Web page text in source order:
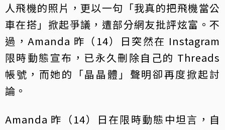
人飛機的照片，更以一句「我真的把飛機當公
車在搭」掀起爭議，遭部分網友批評炫富。不
過，Amanda 昨（14）日突然在 Instagram
限時動態宣布，已永久刪除自己的 Threads
帳號，而她的「晶晶體」聲明卻再度掀起討
論。
Amanda 昨（14）日在限時動態中坦言，自